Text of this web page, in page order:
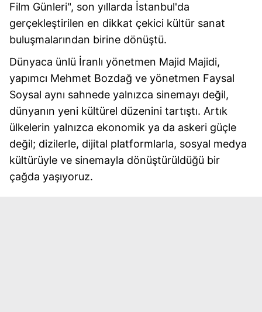
Film Günleri", son yıllarda İstanbul'da
gerçekleştirilen en dikkat çekici kültür sanat
buluşmalarından birine dönüştü.
Dünyaca ünlü İranlı yönetmen Majid Majidi,
yapımcı Mehmet Bozdağ ve yönetmen Faysal
Soysal aynı sahnede yalnızca sinemayı değil,
dünyanın yeni kültürel düzenini tartıştı. Artık
ülkelerin yalnızca ekonomik ya da askeri güçle
değil; dizilerle, dijital platformlarla, sosyal medya
kültürüyle ve sinemayla dönüştürüldüğü bir
çağda yaşıyoruz.